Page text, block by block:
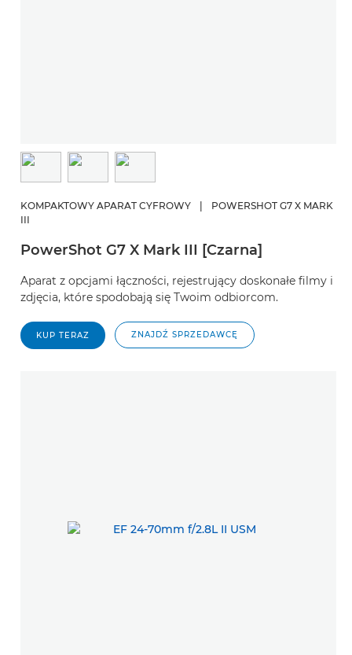
KOMPAKTOWY APARAT CYFROWY
POWERSHOT G7 X MARK
III
PowerShot G7 X Mark III [Czarna]
Aparat z opcjami łączności, rejestrujący doskonałe filmy i
zdjęcia, które spodobają się Twoim odbiorcom.
KUP TERAZ ZNAJDŹ SPRZEDAWCĘ